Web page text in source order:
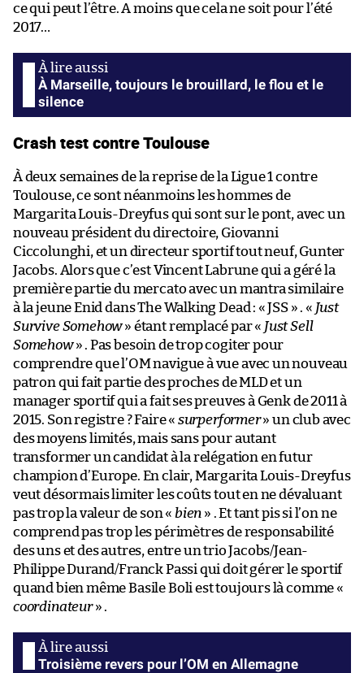
ce qui peut l’être. A moins que cela ne soit pour l’été
2017…
À Marseille, toujours le brouillard, le flou et le
silence
Crash test contre Toulouse
À deux semaines de la reprise de la Ligue 1 contre
Toulouse, ce sont néanmoins les hommes de
Margarita Louis-Dreyfus qui sont sur le pont, avec un
nouveau président du directoire, Giovanni
Ciccolunghi, et un directeur sportif tout neuf, Gunter
Jacobs. Alors que c’est Vincent Labrune qui a géré la
première partie du mercato avec un mantra similaire
à la jeune Enid dans The Walking Dead : « JSS » . « Just
Survive Somehow» étant remplacé par « Just Sell
Somehow» . Pas besoin de trop cogiter pour
comprendre que l’OM navigue à vue avec un nouveau
patron qui fait partie des proches de MLD et un
manager sportif qui a fait ses preuves à Genk de 2011 à
2015. Son registre ? Faire « surperformer» un club avec
des moyens limités, mais sans pour autant
transformer un candidat à la relégation en futur
champion d’Europe. En clair, Margarita Louis-Dreyfus
veut désormais limiter les coûts tout en ne dévaluant
pas trop la valeur de son « bien » . Et tant pis si l’on ne
comprend pas trop les périmètres de responsabilité
des uns et des autres, entre un trio Jacobs/Jean-
Philippe Durand/Franck Passi qui doit gérer le sportif
quand bien même Basile Boli est toujours là comme «
coordinateur» .
Troisième revers pour l’OM en Allemagne